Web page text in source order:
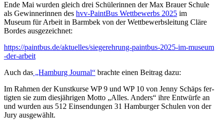
Ende Mai wur­den gleich drei Schülerinnen der Max Brauer Schule
als Gewinnerinnen des hvv-PaintBus Wettbewerbs 2025 im
Museum für Arbeit in Barmbek von der Wettbewerbsleitung Cläre
Bordes ausgezeichnet:
https://​paint​bus​.de/​a​k​t​u​e​l​l​e​s​/​s​i​e​g​e​r​e​h​r​u​n​g​-​p​a​i​n​t​b​u​s​-​2​0​2​5​-​i​m​-​m​u​s​e​u​m​
-​d​e​r-arbeit
Auch das „Hamburg Journal“ brach­te einen Beitrag dazu:
Im Rahmen der Kunstkurse WP 9 und WP 10 von Jenny Schäps fer­
tig­ten sie zum dies­jäh­ri­gen Motto „Alles. Anders“ ihre Entwürfe an
und wur­den aus 512 Einsendungen 31 Hamburger Schulen von der
Jury ausgewählt.